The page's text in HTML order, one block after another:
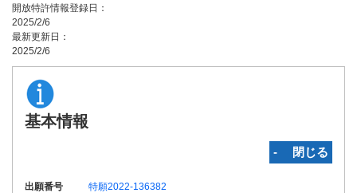
開放特許情報登録日：
2025/2/6
最新更新日：
2025/2/6
基本情報
‐ 閉じる
出願番号
特願2022-136382